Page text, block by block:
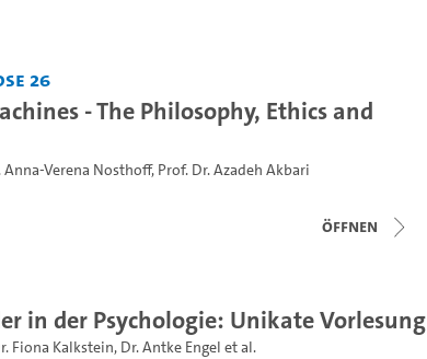
26
- The Philosophy, Ethics and
Anna-Verena Nosthoff, Prof. Dr. Azadeh Akbari
Öffnen
in der Psychologie: Unikate Vorlesung
Fiona Kalkstein, Dr. Antke Engel et al.